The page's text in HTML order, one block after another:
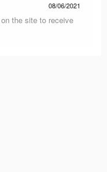
08/06/2021
the site to receive